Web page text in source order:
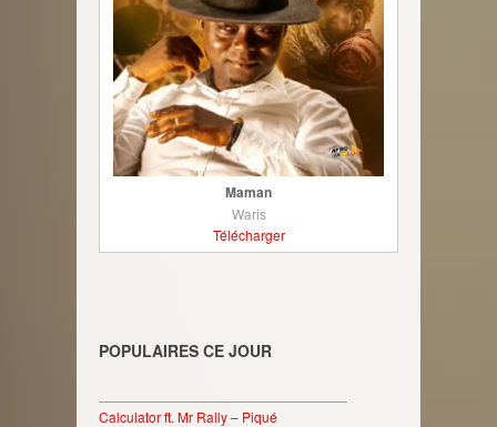
Maman
Waris
Télécharger
POPULAIRES CE JOUR
Calculator ft. Mr Rally – Piqué